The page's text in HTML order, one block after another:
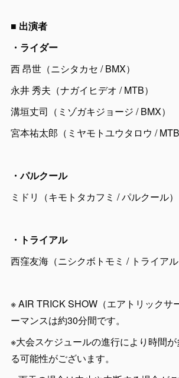
■ 出演者
・ライダー
西 昂世（ニシタカセ / BMX）
永井 秀夫（ナガイヒデオ / MTB）
溝垣丈司（ミゾガキジョージ / BMX）
宮本祐太郎（ミヤモトユウタロウ / MTB
・パルクール
ミドリ（キモトタカフミ / パルクール）
・トライアル
西窪友海（ニシクボトモミ / トライアル
※ AIR TRICK SHOW（エアトリックサ
ーマンスは約30分間です。
※大会スケジュールの進行により時間
る可能性がございます。